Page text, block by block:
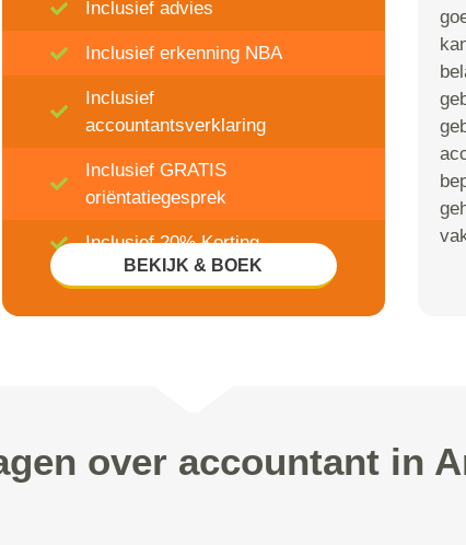
Inclusief advies
Inclusief erkenning NBA
Inclusief
accountantsverklaring
Inclusief GRATIS
oriëntatiegesprek
Inclusief 20% Korting
BEKIJK & BOEK
over accountant in